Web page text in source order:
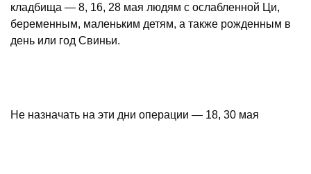
кладбища — 8, 16, 28 мая людям с ослабленной Ци,
беременным, маленьким детям, а также рожденным в
день или год Свиньи.
Не назначать на эти дни операции — 18, 30 мая